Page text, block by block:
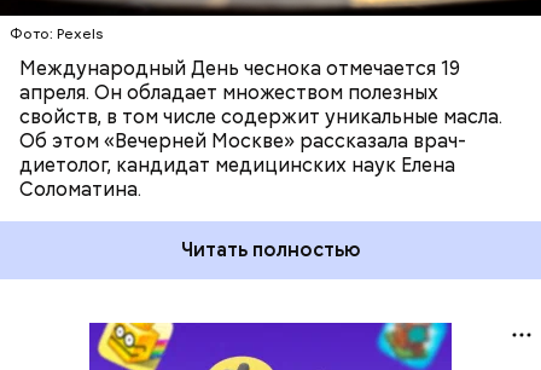
Фото: Pexels
Международный День чеснока отмечается 19
апреля. Он обладает множеством полезных
свойств, в том числе содержит уникальные масла.
Об этом «Вечерней Москве» рассказала врач-
диетолог, кандидат медицинских наук Елена
Соломатина.
Читать полностью